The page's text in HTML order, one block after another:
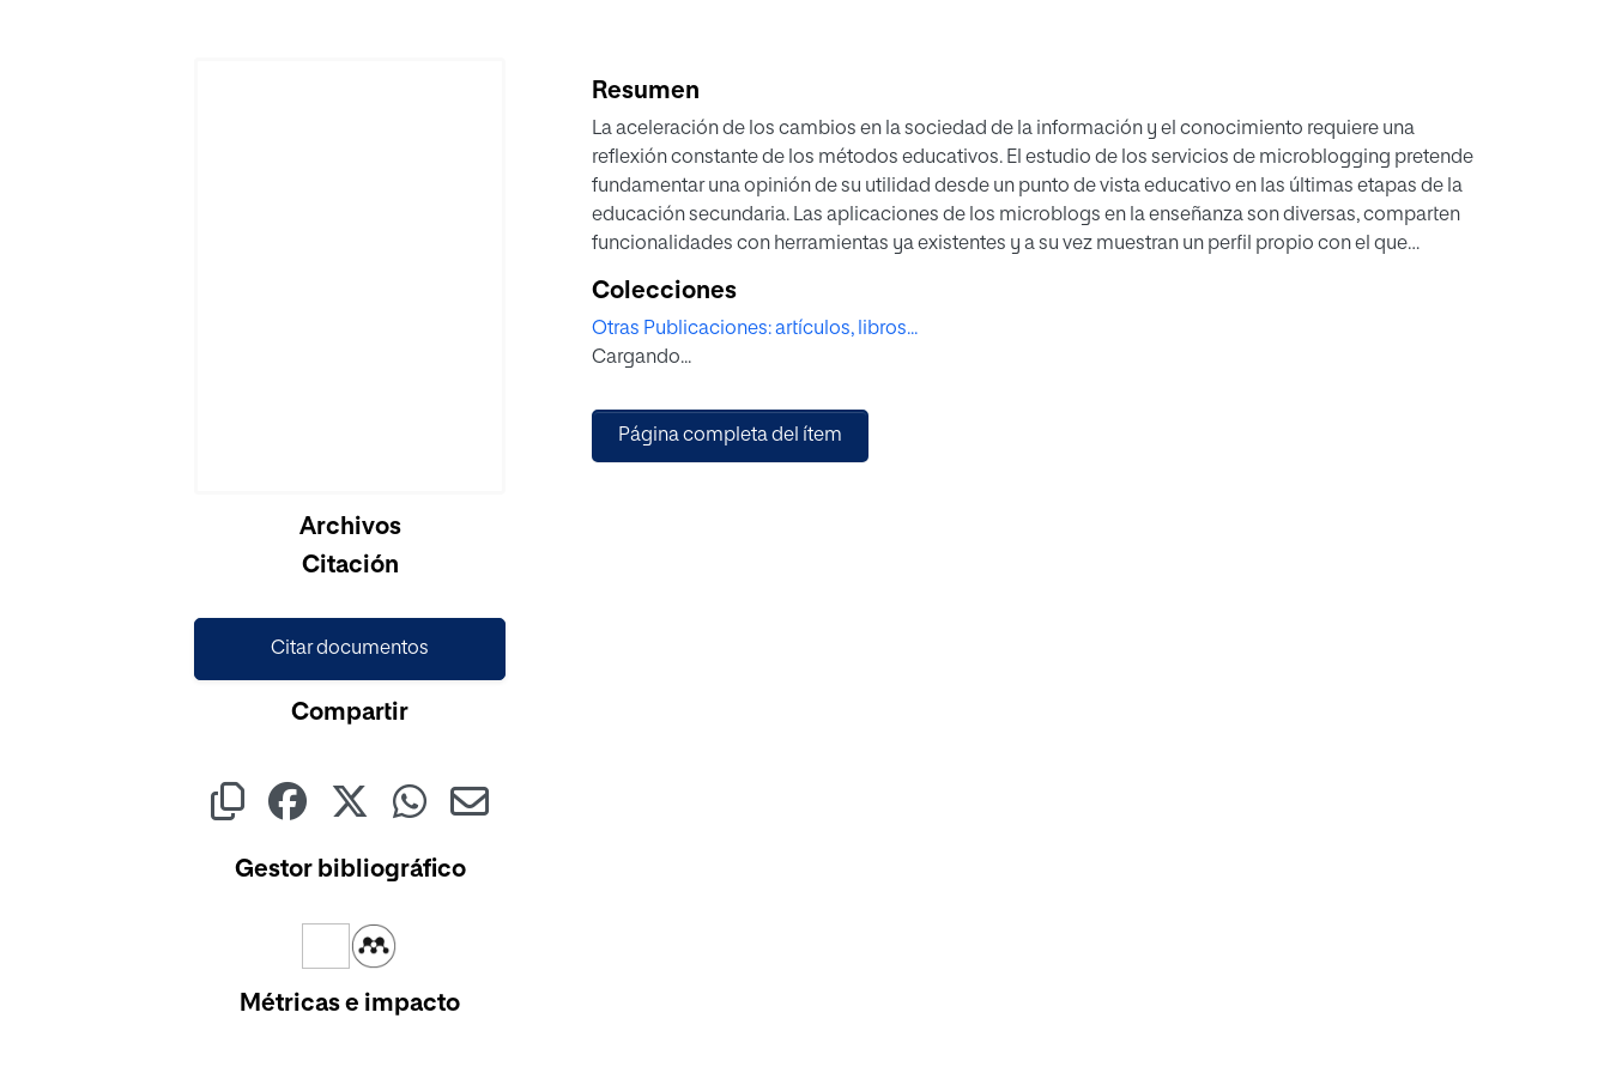
Cargando...
Archivos
Citación
Citar documentos
Compartir
Gestor bibliográfico
Métricas e impacto
Resumen
La aceleración de los cambios en la sociedad de la información y el conocimiento requiere una
reflexión constante de los métodos educativos. El estudio de los servicios de microblogging pretende
fundamentar una opinión de su utilidad desde un punto de vista educativo en las últimas etapas de la
educación secundaria. Las aplicaciones de los microblogs en la enseñanza son diversas, comparten
funcionalidades con herramientas ya existentes y a su vez muestran un perfil propio con el que
microblogs en la educación así como una aproximación a las herramientas de microblogging más
destacadas, nos revela funcionalidades propias de la aplicación en los contextos educativos, tanto
como soporte a la educación presencial como en los entornos virtuales o mixtos.
Colecciones
Otras Publicaciones: artículos, libros...
Cargando...
Página completa del ítem